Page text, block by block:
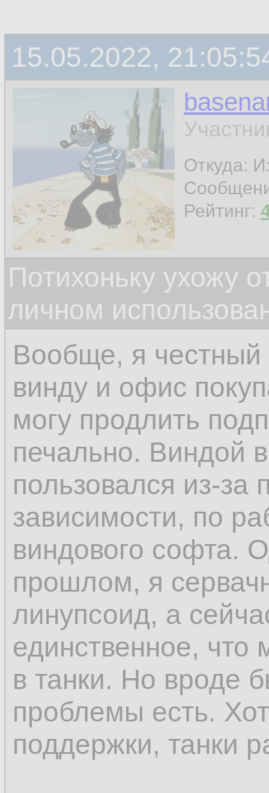
15.05.2022,
Откуда:
Рейтинг:
Потихоньку ухожу
личном
Вообще, я честный
винду и офис
могу продлить
печально. Виндой
пользовался из-за
зависимости, по
виндового софта.
прошлом, я
линупсоид, а
единственное, что
в танки. Но вроде
проблемы есть.
поддержки, танки